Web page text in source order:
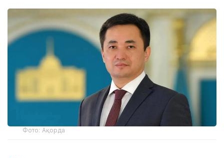
Фото: Ақорда